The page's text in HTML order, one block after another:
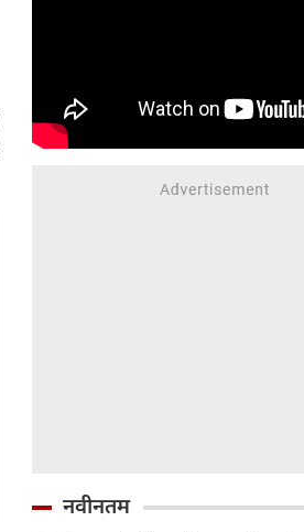
नवीनतम